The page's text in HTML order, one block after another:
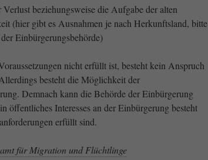
Verlust beziehungsweise die Aufgabe der alten
(hier gibt es Ausnahmen je nach Herkunftsland, bitte
Einbürgerungsbehörde)
nicht erfüllt ist, besteht kein Anspruch
besteht die Möglichkeit der
Demnach kann die Behörde der Einbürgerung
öffentliches Interesses an der Einbürgerung besteht
erfüllt sind.
für Migration und Flüchtlinge